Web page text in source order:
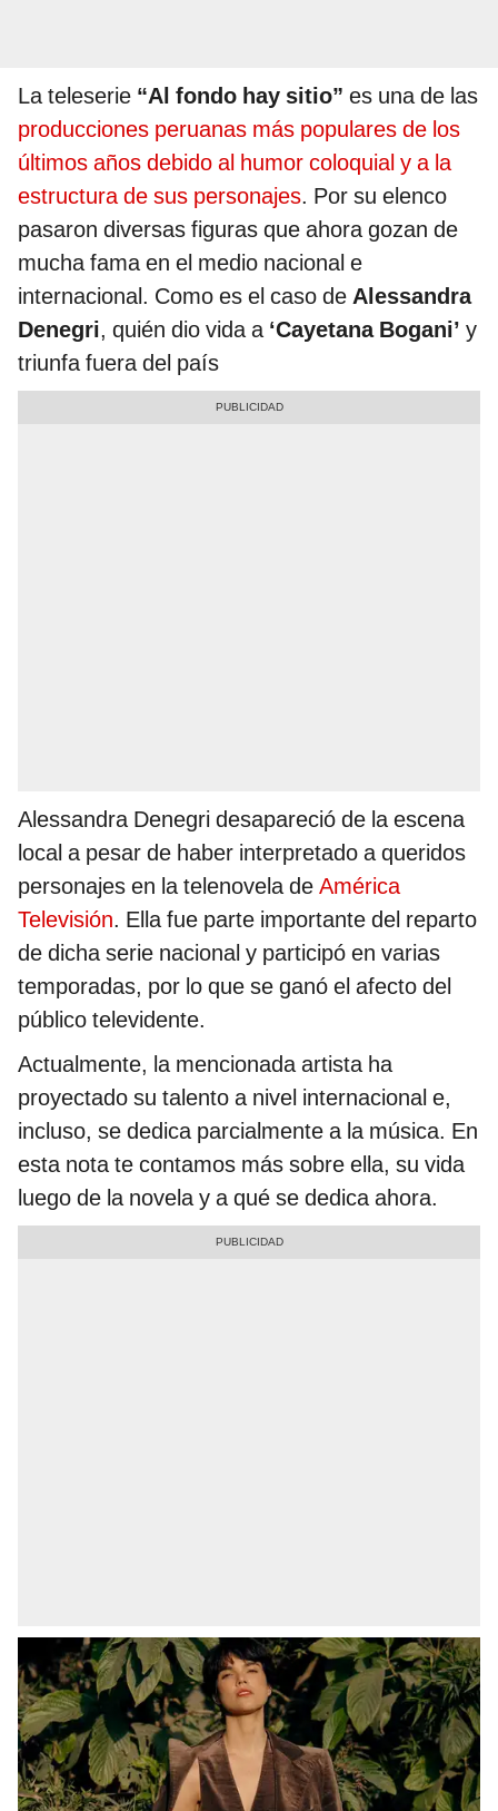
La teleserie “Al fondo hay sitio” es una de las
producciones peruanas más populares de los
últimos años debido al humor coloquial y a la
estructura de sus personajes. Por su elenco
pasaron diversas figuras que ahora gozan de
mucha fama en el medio nacional e
internacional. Como es el caso de Alessandra
Denegri, quién dio vida a ‘Cayetana Bogani’ y
triunfa fuera del país
Alessandra Denegri desapareció de la escena
local a pesar de haber interpretado a queridos
personajes en la telenovela de América
Televisión. Ella fue parte importante del reparto
de dicha serie nacional y participó en varias
temporadas, por lo que se ganó el afecto del
público televidente.
Actualmente, la mencionada artista ha
proyectado su talento a nivel internacional e,
incluso, se dedica parcialmente a la música. En
esta nota te contamos más sobre ella, su vida
luego de la novela y a qué se dedica ahora.